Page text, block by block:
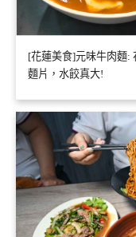
[花蓮美食]元味牛肉麵:
麵片，水餃真大!